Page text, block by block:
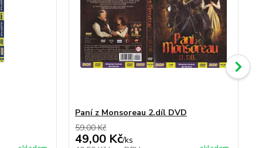
Paní z Monsoreau 2.díl DVD
59,00 Kč
49,00 Kč/ks